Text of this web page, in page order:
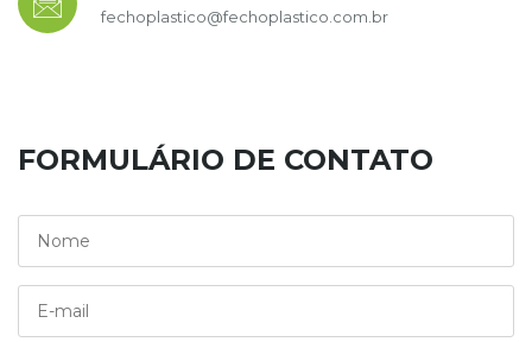
fechoplastico@fechoplastico.com.br
FORMULÁRIO DE CONTATO